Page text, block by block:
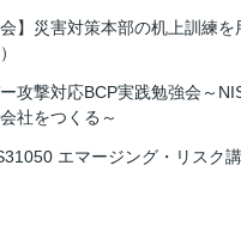
会】災害対策本部の机上訓練
攻撃対応BCP実践勉強会～
社をつくる～
エマージング・リスク